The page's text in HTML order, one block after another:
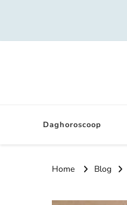
Daghoroscoop
Home Blog